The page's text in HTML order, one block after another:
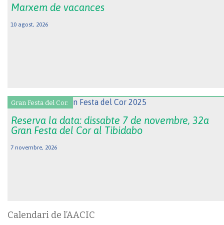
Marxem de vacances
10 agost, 2026
Gran Festa del Cor.
Reserva la data: dissabte 7 de novembre, 32a
Gran Festa del Cor al Tibidabo
7 novembre, 2026
Calendari de l’AACIC